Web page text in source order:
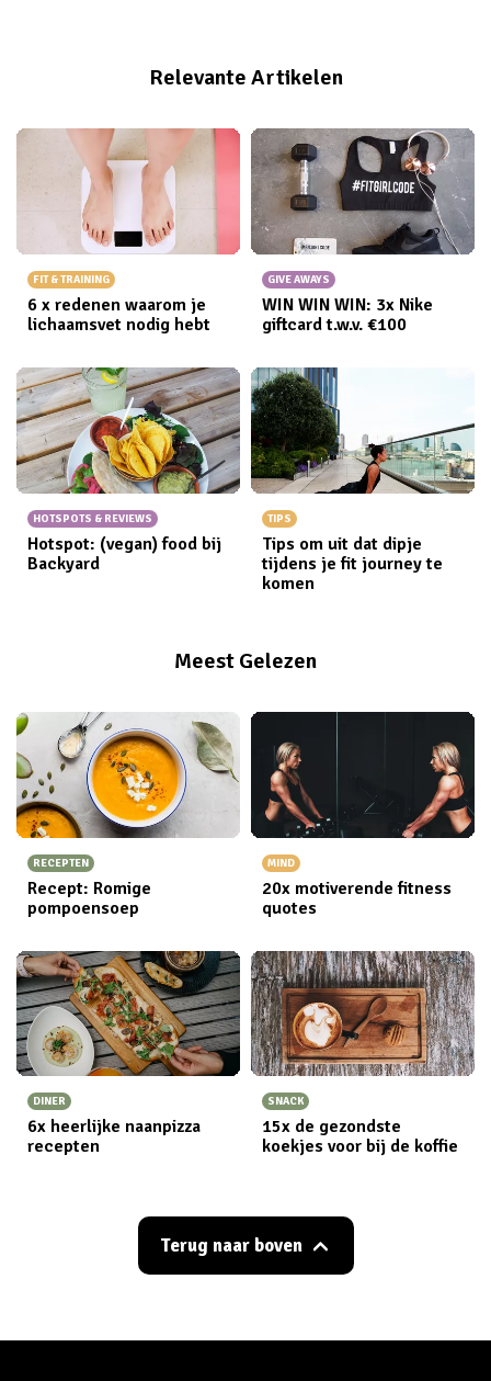
Relevante Artikelen
FIT & TRAINING
6 x redenen waarom je
lichaamsvet nodig hebt
GIVE AWAYS
WIN WIN WIN: 3x Nike
giftcard t.w.v. €100
HOTSPOTS & REVIEWS
Hotspot: (vegan) food bij
Backyard
TIPS
Tips om uit dat dipje
tijdens je fit journey te
komen
Meest Gelezen
RECEPTEN
Recept: Romige
pompoensoep
MIND
20x motiverende fitness
quotes
DINER
6x heerlijke naanpizza
recepten
SNACK
15x de gezondste
koekjes voor bij de koffie
Terug naar boven